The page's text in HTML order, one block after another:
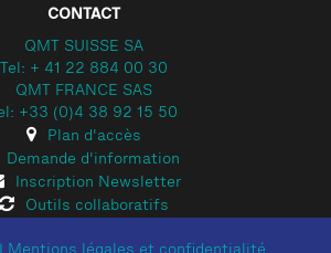
CONTACT
QMT SUISSE SA
Tel: + 41 22 884 00 30
QMT FRANCE SAS
+33 (0)4 38 92 15 50
Plan d'accès
Demande d'information
Inscription Newsletter
Outils collaboratifs